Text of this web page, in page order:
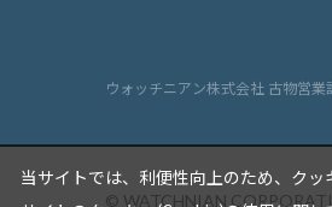
ウォッチニアン株式会社 古物営
© WATCHNIAN
当サイトでは、利便性向上のため、クッ